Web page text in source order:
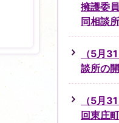
擁護委
同相談
（5月
談所の
（5月
回東庄